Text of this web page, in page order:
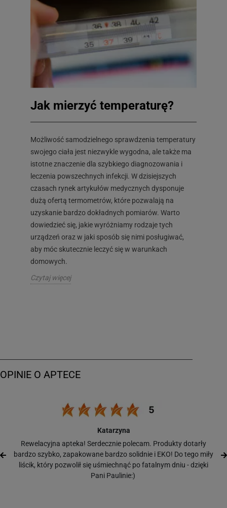
Jak mierzyć temperaturę?
Możliwość samodzielnego sprawdzenia temperatury
swojego ciała jest niezwykle wygodna, ale także ma
istotne znaczenie dla szybkiego diagnozowania i
leczenia powszechnych infekcji. W dzisiejszych
czasach rynek artykułów medycznych dysponuje
dużą ofertą termometrów, które pozwalają na
uzyskanie bardzo dokładnych pomiarów. Warto
dowiedzieć się, jakie wyróżniamy rodzaje tych
urządzeń oraz w jaki sposób się nimi posługiwać,
aby móc skutecznie leczyć się w warunkach
domowych.
Czytaj więcej
Katarzyna
Rewelacyjna apteka! Serdecznie polecam. Produkty dotarły
bardzo szybko, zapakowane bardzo solidnie i EKO! Do tego miły
liścik, który pozwolił się uśmiechnąć po fatalnym dniu - dzięki
Pani Paulinie:)